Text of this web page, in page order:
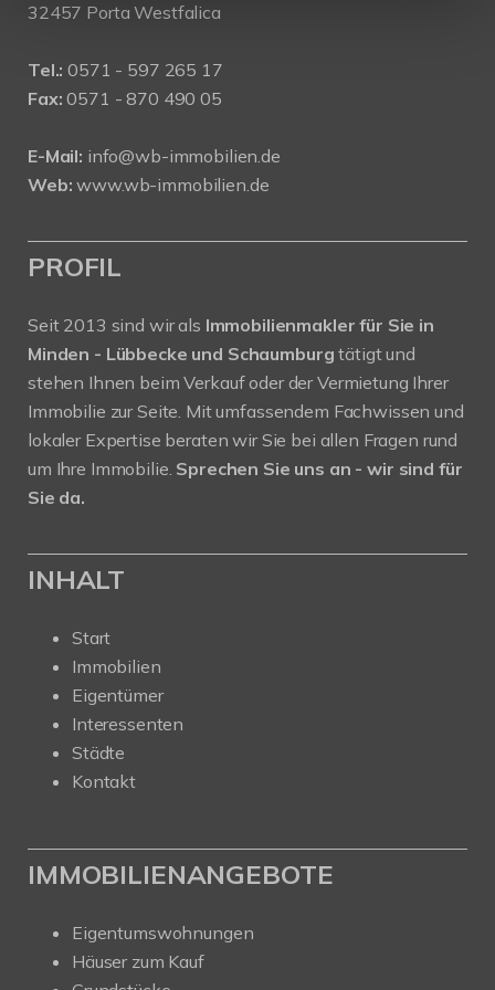
32457 Porta Westfalica
Tel.: 0571 - 597 265 17
Fax: 0571 - 870 490 05
E-Mail: info@wb-immobilien.de
Web: www.wb-immobilien.de
PROFIL
Seit 2013 sind wir als Immobilienmakler für Sie in
Minden - Lübbecke und Schaumburgtätigt und
stehen Ihnen beim Verkauf oder der Vermietung Ihrer
Immobilie zur Seite. Mit umfassendem Fachwissen und
lokaler Expertise beraten wir Sie bei allen Fragen rund
um Ihre Immobilie. Sprechen Sie uns an - wir sind für
Sie da.
INHALT
Start
Immobilien
Eigentümer
Interessenten
Städte
Kontakt
IMMOBILIENANGEBOTE
Eigentumswohnungen
Häuser zum Kauf